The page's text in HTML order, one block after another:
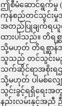
ဤစီမံဆောင်ရွက်မှု (
ကုန်စည်တင်သွင်းမှု
အတည်ပြုချက်ရယူရ
ထားပါသည်။ တိရစ္ဆ
သို့မဟုတ် တိရစ္ဆာန်
သူသည် တင်သွင်းမည့်
သက်ဆိုင်ရာအစိုးရ
သို့မဟုတ် ပါမစ်လျှေ
သွင်းခွင့်ရရှိရေ
နည်းလမ်းနှင့်အညီ ဦ